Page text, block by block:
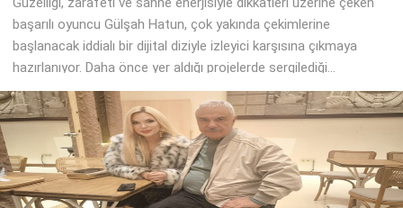
başarılı oyuncu Gülşah Hatun, çok yakında çekimlerine
başlanacak iddialı bir dijital diziyle izleyici karşısına çıkmaya
hazırlanıyor. Daha önce yer aldığı projelerde sergilediği...